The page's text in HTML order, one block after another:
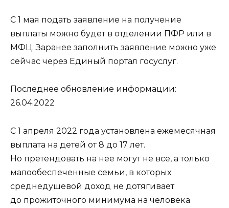
С 1 мая подать заявление на получение
выплаты можно будет в отделении ПФР или в
МФЦ. Заранее заполнить заявление можно уже
сейчас через Единый портал госуслуг.
Последнее обновление информации:
26.04.2022
С 1 апреля 2022 года установлена ежемесячная
выплата на детей от 8 до 17 лет.
Но претендовать на нее могут не все, а только
малообеспеченные семьи, в которых
среднедушевой доход не дотягивает
до прожиточного минимума на человека